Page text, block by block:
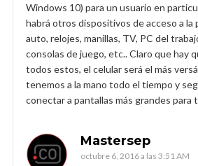
Windows 10) para un usuario en
habrá otros dispositivos de acceso a la
auto, relojes, manillas, TV, PC del
consolas de juego, etc.. Claro que hay
todos estos, el celular será el más
tenemos a la mano todo el tiempo y
conectar a pantallas más grandes para
Mastersep
octubre 6, 2016 a las 3:51 AM